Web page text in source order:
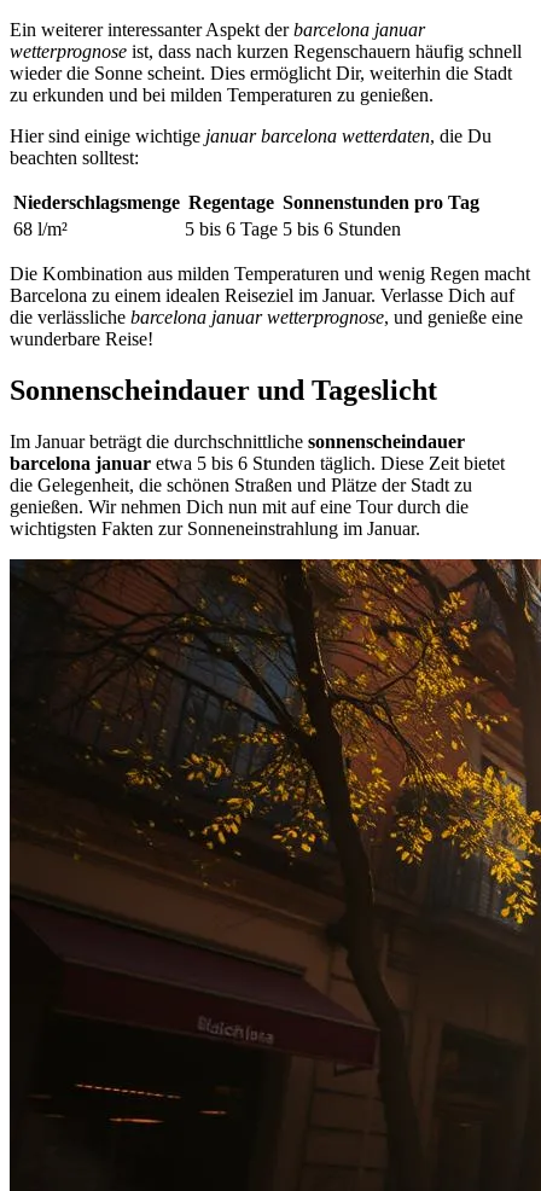
Ein weiterer interessanter Aspekt derbarcelona januar
wetterprognose ist, dass nach kurzen Regenschauern häufig schnell
wieder die Sonne scheint. Dies ermöglicht Dir, weiterhin die Stadt
zu erkunden und bei milden Temperaturen zu genießen.
Hier sind einige wichtige januar barcelona wetterdaten, die Du
beachten solltest:
Niederschlagsmenge Regentage Sonnenstunden pro Tag
68 l/m²
5 bis 6 Tage 5 bis 6 Stunden
Die Kombination aus milden Temperaturen und wenig Regen macht
Barcelona zu einem idealen Reiseziel im Januar. Verlasse Dich auf
die verlässliche barcelona januar wetterprognose, und genieße eine
wunderbare Reise!
Sonnenscheindauer und Tageslicht
Im Januar beträgt die durchschnittliche sonnenscheindauer
barcelona januar etwa 5 bis 6 Stunden täglich. Diese Zeit bietet
die Gelegenheit, die schönen Straßen und Plätze der Stadt zu
genießen. Wir nehmen Dich nun mit auf eine Tour durch die
wichtigsten Fakten zur Sonneneinstrahlung im Januar.